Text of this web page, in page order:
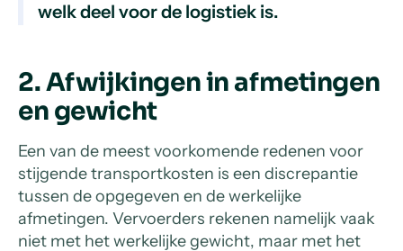
welk deel voor de logistiek is.
2. Afwijkingen in afmetingen
en gewicht
Een van de meest voorkomende redenen voor
stijgende transportkosten is een discrepantie
tussen de opgegeven en de werkelijke
afmetingen. Vervoerders rekenen namelijk vaak
niet met het werkelijke gewicht, maar met het